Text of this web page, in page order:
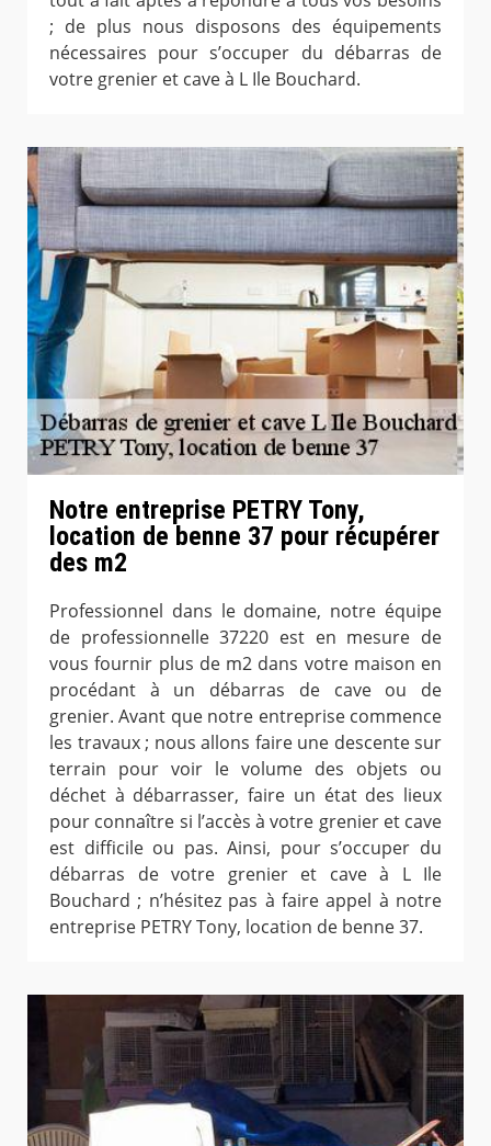
; de plus nous disposons des équipements
nécessaires pour s’occuper du débarras de
votre grenier et cave à L Ile Bouchard.
Notre entreprise PETRY Tony,
location de benne 37 pour récupérer
des m2
Professionnel dans le domaine, notre équipe
de professionnelle 37220 est en mesure de
vous fournir plus de m2 dans votre maison en
procédant à un débarras de cave ou de
grenier. Avant que notre entreprise commence
les travaux ; nous allons faire une descente sur
terrain pour voir le volume des objets ou
déchet à débarrasser, faire un état des lieux
pour connaître si l’accès à votre grenier et cave
est difficile ou pas. Ainsi, pour s’occuper du
débarras de votre grenier et cave à L Ile
Bouchard ; n’hésitez pas à faire appel à notre
entreprise PETRY Tony, location de benne 37.